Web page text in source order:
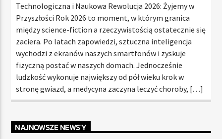
Technologiczna i Naukowa Rewolucja 2026: Żyjemy w
Przyszłości Rok 2026 to moment, w którym granica
między science-fiction a rzeczywistością ostatecznie się
zaciera. Po latach zapowiedzi, sztuczna inteligencja
wychodzi z ekranów naszych smartfonów i zyskuje
fizyczną postać w naszych domach. Jednocześnie
ludzkość wykonuje największy od pół wieku krok w
stronę gwiazd, a medycyna zaczyna leczyć choroby, […]
NAJNOWSZE NEWS'Y